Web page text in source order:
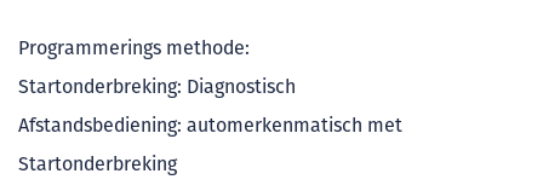
Programmerings methode:
Startonderbreking: Diagnostisch
Afstandsbediening: automerkenmatisch met
Startonderbreking